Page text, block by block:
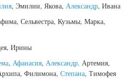
, Эмилии, Якова, Александр, Ивана
Сельвестра, Кузьмы, Марка,
Ирины
, Афанасия, Александр, Артемия,
Филимона, Степана, Тимофея